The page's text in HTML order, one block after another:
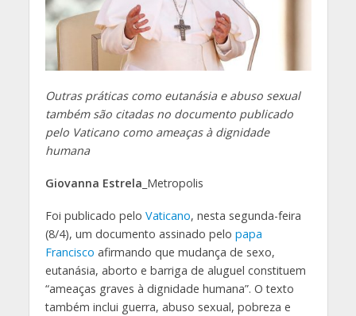
Outras práticas como eutanásia e abuso sexual
também são citadas no documento publicado
pelo Vaticano como ameaças à dignidade
humana
Giovanna Estrela _Metropolis
Foi publicado pelo Vaticano, nesta segunda-feira
(8/4), um documento assinado pelo papa
Francisco afirmando que mudança de sexo,
eutanásia, aborto e barriga de aluguel constituem
“ameaças graves à dignidade humana”. O texto
também inclui guerra, abuso sexual, pobreza e